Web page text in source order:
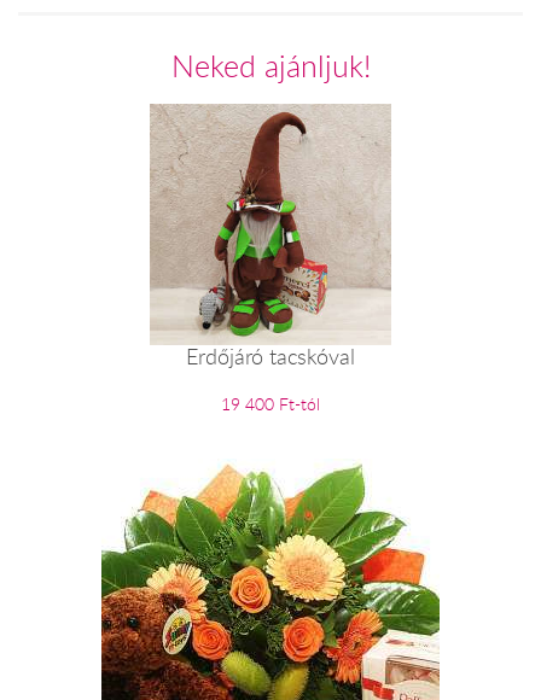
Neked ajánljuk!
Erdőjáró tacskóval
19 400 Ft-tól